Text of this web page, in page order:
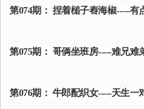
第074期： 捏着槌子舂海椒-----有
第075期： 哥俩坐班房-----难兄难
第076期： 牛郎配织女-----天生一